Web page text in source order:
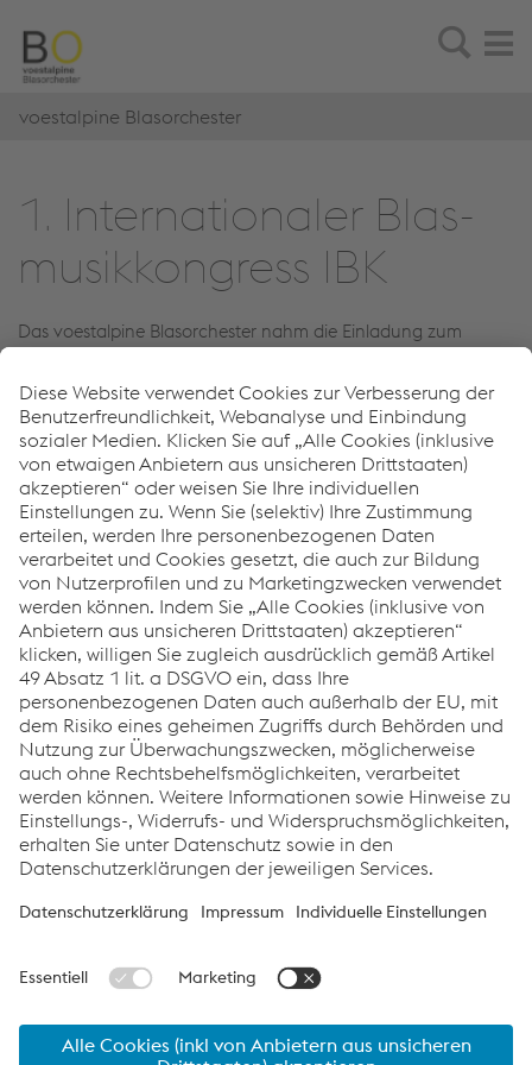
voestalpine Blasorchester
1. In­ter­na­tio­na­ler Blas­
mu­sik­kon­gress IBK
Das voestalpine Blasorchester nahm die Einladung zum
Neu-Ulm dankend an! Vor einem großen Fachpublikum
konnte das Orchester überzeugen und brachte dabei seine
Leistung auf den Punkt! Unter dem Gastdirigat von
Komponist Thomas Doss wuchs das Orchester dabei über sich
hinaus und sorgte so für internationale Beachtung!
Zum Artikel der Augsburger Allgemeinen
Nachtrag: Die erwähnten Hörner solierten natürlich beim
voestalpine Blasorchester!